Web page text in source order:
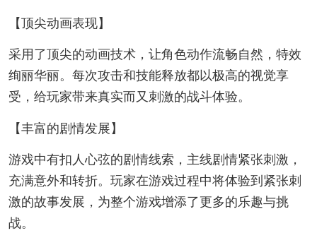
【顶尖动画表现】
采用了顶尖的动画技术，让角色动作流畅自然，特效
绚丽华丽。每次攻击和技能释放都以极高的视觉享
受，给玩家带来真实而又刺激的战斗体验。
【丰富的剧情发展】
游戏中有扣人心弦的剧情线索，主线剧情紧张刺激，
充满意外和转折。玩家在游戏过程中将体验到紧张刺
激的故事发展，为整个游戏增添了更多的乐趣与挑
战。